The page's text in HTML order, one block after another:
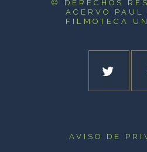
© DERECHOS
ACERVO
FILMOTECA
AVISO DE